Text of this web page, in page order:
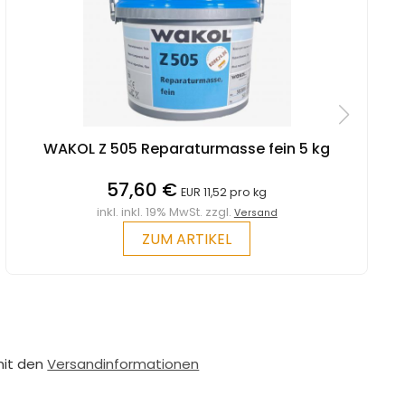
WAKOL Z 505 Reparaturmasse fein 5 kg
57,60 € EUR 11,52 pro kg
inkl. inkl. 19% MwSt. zzgl. Versand
ZUM ARTIKEL
denVersandinformationen